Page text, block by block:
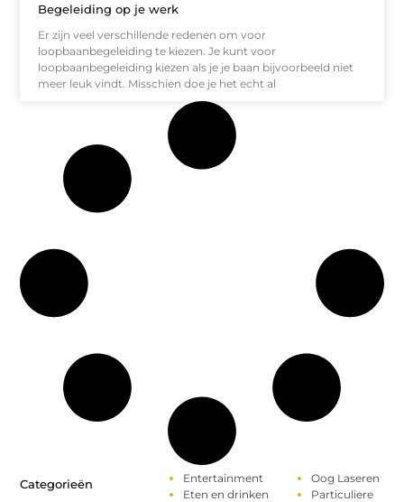
Begeleiding op je werk
Er zijn veel verschillende redenen om voor
loopbaanbegeleiding te kiezen. Je kunt voor
loopbaanbegeleiding kiezen als je je baan bijvoorbeeld niet
meer leuk vindt. Misschien doe je het echt al
Categorieën
Entertainment
Eten en drinken
Oog Laseren
Particuliere